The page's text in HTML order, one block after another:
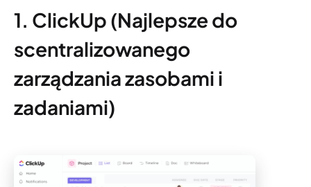
1. ClickUp (Najlepsze do
scentralizowanego
zarządzania zasobami i
zadaniami)